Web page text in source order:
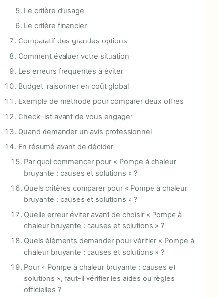
Le critère d’usage
Le critère financier
Comparatif des grandes options
Comment évaluer votre situation
Les erreurs fréquentes à éviter
Budget: raisonner en coût global
Exemple de méthode pour comparer deux offres
Check-list avant de vous engager
Quand demander un avis professionnel
En résumé avant de décider
Par quoi commencer pour « Pompe à chaleur
bruyante : causes et solutions » ?
Quels critères comparer pour « Pompe à chaleur
bruyante : causes et solutions » ?
Quelle erreur éviter avant de choisir « Pompe à
chaleur bruyante : causes et solutions » ?
Quels éléments demander pour vérifier « Pompe à
chaleur bruyante : causes et solutions » ?
Pour « Pompe à chaleur bruyante : causes et
solutions », faut-il vérifier les aides ou règles
officielles ?